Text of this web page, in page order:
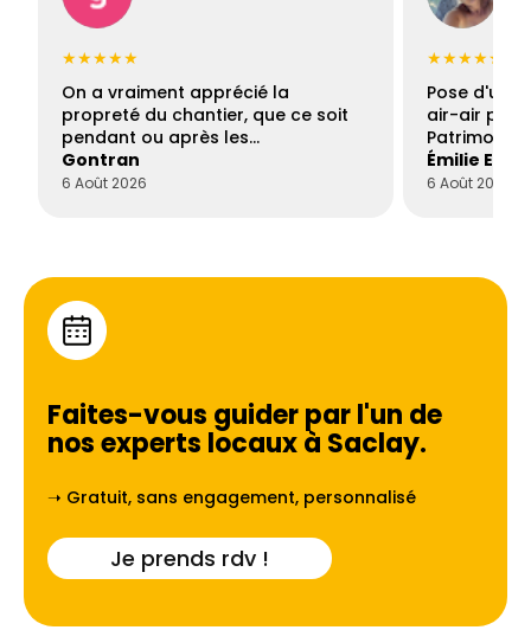
★★★★★
On a vraiment apprécié la
propreté du chantier, que ce soit
pendant ou après les…
Gontran
6 Août 2026
★★★★★
Pose d'une
air-air par
Patrimoine
Émilie
6 Août 2026
Faites-vous guider par l'un de
nos experts locaux à Saclay.
➝ Gratuit, sans engagement, personnalisé
Je prends rdv !